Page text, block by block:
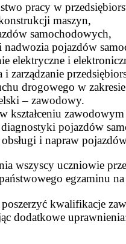
pracy w
maszyn,
samochodowych,
nadwozia pojazdów
elektryczne i
i zarządzanie
drogowego w
– zawodowy.
kształceniu
diagnostyki pojazdów
obsługi i napraw
wszyscy uczniowie
egzaminu
kwalifikacje
dodatkowe